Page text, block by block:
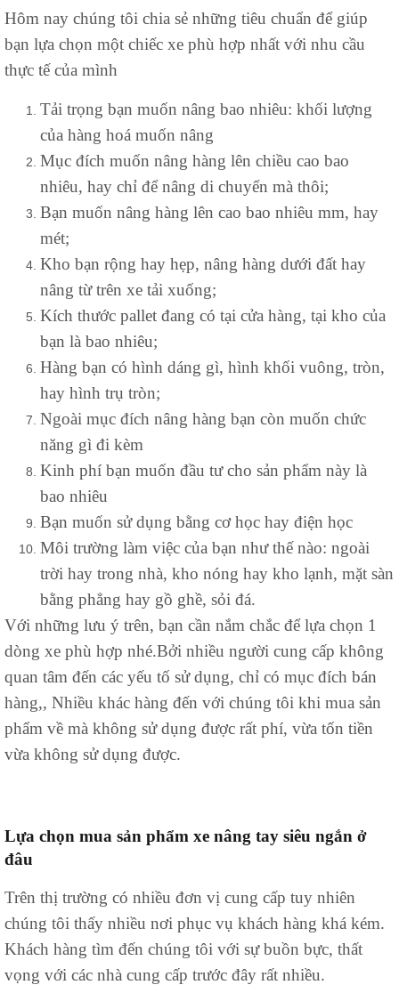
Hôm nay chúng tôi chia sẻ những tiêu chuẩn để giúp
bạn lựa chọn một chiếc xe phù hợp nhất với nhu cầu
thực tế của mình
Tải trọng bạn muốn nâng bao nhiêu: khối lượng
của hàng hoá muốn nâng
Mục đích muốn nâng hàng lên chiều cao bao
nhiêu, hay chỉ để nâng di chuyển mà thôi;
Bạn muốn nâng hàng lên cao bao nhiêu mm, hay
mét;
Kho bạn rộng hay hẹp, nâng hàng dưới đất hay
nâng từ trên xe tải xuống;
Kích thước pallet đang có tại cửa hàng, tại kho của
bạn là bao nhiêu;
Hàng bạn có hình dáng gì, hình khối vuông, tròn,
hay hình trụ tròn;
Ngoài mục đích nâng hàng bạn còn muốn chức
năng gì đi kèm
Kinh phí bạn muốn đầu tư cho sản phẩm này là
bao nhiêu
Bạn muốn sử dụng bằng cơ học hay điện học
Môi trường làm việc của bạn như thế nào: ngoài
trời hay trong nhà, kho nóng hay kho lạnh, mặt sàn
bằng phẳng hay gồ ghề, sỏi đá.
Với những lưu ý trên, bạn cần nắm chắc để lựa chọn 1
dòng xe phù hợp nhé.Bởi nhiều người cung cấp không
quan tâm đến các yếu tố sử dụng, chỉ có mục đích bán
hàng,, Nhiều khác hàng đến với chúng tôi khi mua sản
phẩm về mà không sử dụng được rất phí, vừa tốn tiền
vừa không sử dụng được.
Lựa chọn mua sản phẩm xe nâng tay siêu ngắn ở
đâu
Trên thị trường có nhiều đơn vị cung cấp tuy nhiên
chúng tôi thấy nhiều nơi phục vụ khách hàng khá kém.
Khách hàng tìm đến chúng tôi với sự buồn bực, thất
vọng với các nhà cung cấp trước đây rất nhiều.